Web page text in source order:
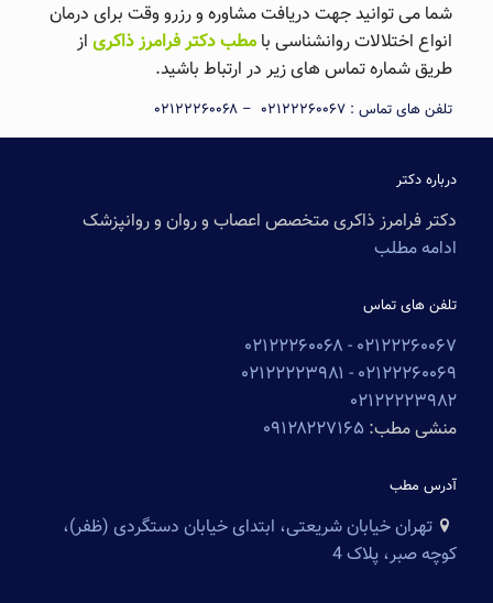
شما می توانید جهت دریافت مشاوره و رزرو وقت برای درمان
انواع اختلالات روانشناسی با مطب دکتر فرامرز ذاکریاز
طریق شماره تماس های زیر در ارتباط باشید.
تلفن های تماس : ۰۲۱۲۲۲۶۰۰۶۷– ۰۲۱۲۲۲۶۰۰۶۸
درباره دکتر
دکتر فرامرز ذاکری متخصص اعصاب و روان و روانپزشک
ادامه مطلب
تلفن های تماس
۰۲۱۲۲۲۶۰۰۶۷ - ۰۲۱۲۲۲۶۰۰۶۸
۰۲۱۲۲۲۶۰۰۶۹ - ۰۲۱۲۲۲۲۳۹۸۱
۰۲۱۲۲۲۲۳۹۸۲
منشی مطب: ۰۹۱۲۸۲۲۷۱۶۵
آدرس مطب
تهران خیابان شریعتی، ابتدای خیابان دستگردی (ظفر)،
کوچه صبر، پلاک 4